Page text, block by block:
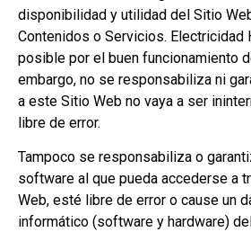
disponibilidad y utilidad del Sitio
Contenidos o Servicios. Electricidad
posible por el buen funcionamiento
embargo, no se responsabiliza ni
a este Sitio Web no vaya a ser
libre de error.
Tampoco se responsabiliza o
software al que pueda accederse a
Web, esté libre de error o cause un
informático (software y hardware)